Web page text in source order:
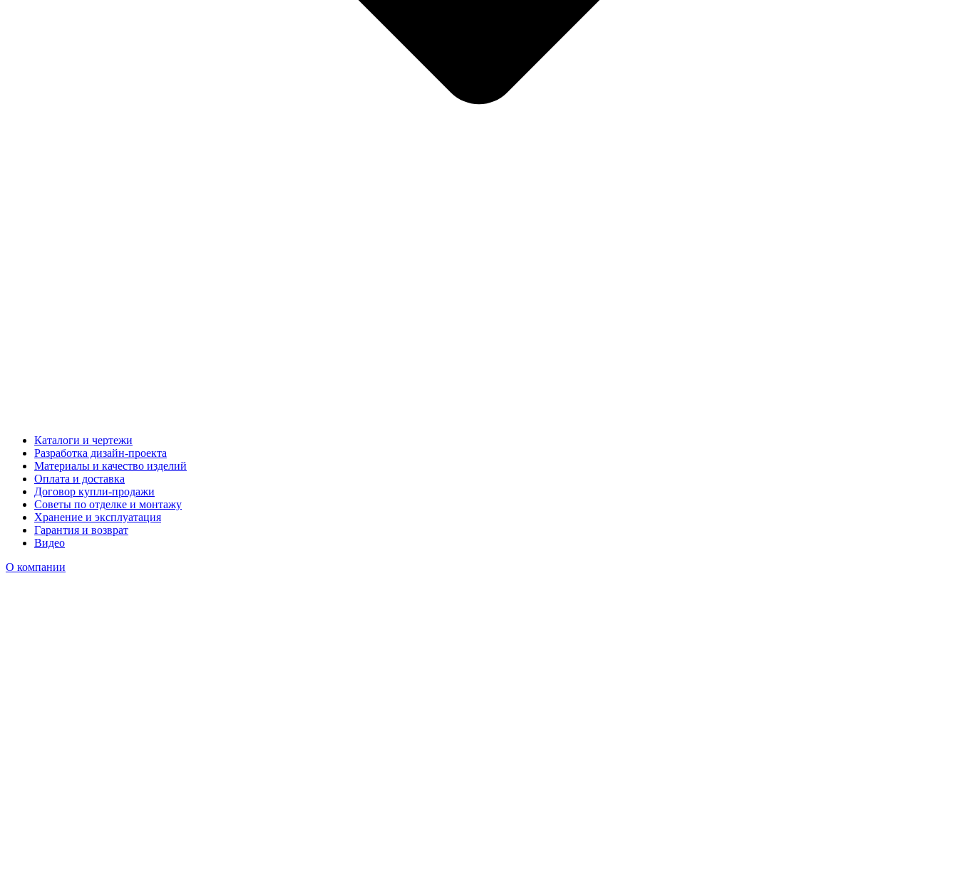
Каталоги и чертежи
Разработка дизайн-проекта
Материалы и качество изделий
Оплата и доставка
Договор купли-продажи
Советы по отделке и монтажу
Хранение и эксплуатация
Гарантия и возврат
Видео
О компании